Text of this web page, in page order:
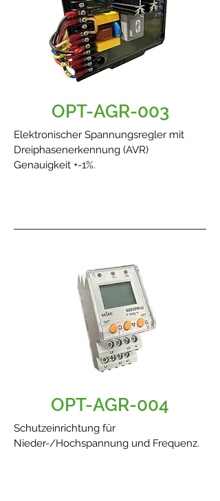
OPT-AGR-003
Elektronischer Spannungsregler mit
Dreiphasenerkennung (AVR)
Genauigkeit +-1%.
OPT-AGR-004
Schutzeinrichtung für
Nieder-/Hochspannung und Frequenz.